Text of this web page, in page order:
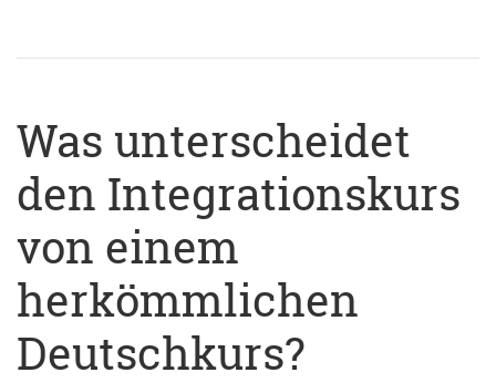
Was unterscheidet
den Integrationskurs
von einem
herkömmlichen
Deutschkurs?